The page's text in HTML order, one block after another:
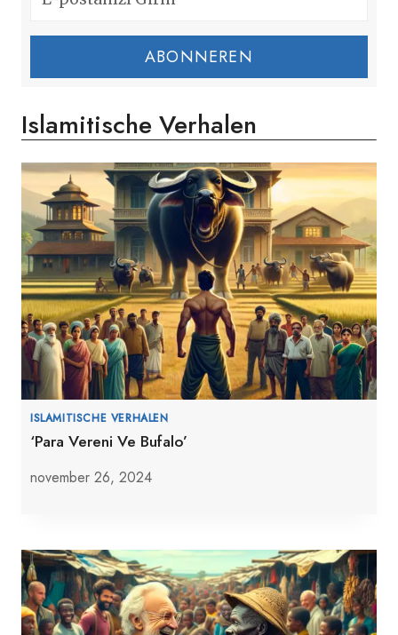
ABONNEREN
Islamitische Verhalen
ISLAMITISCHE VERHALEN
‘Para Vereni Ve Bufalo’
november 26, 2024